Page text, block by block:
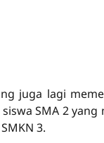
juga lagi
SMA 2
3.